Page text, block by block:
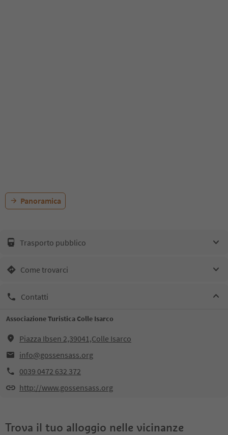
Panoramica
Trasporto pubblico
Come trovarci
Contatti
Associazione Turistica Colle Isarco
Piazza Ibsen 2,39041,Colle Isarco
info@gossensass.org
0039 0472 632 372
http://www.gossensass.org
Trova il tuo alloggio nelle vicinanze